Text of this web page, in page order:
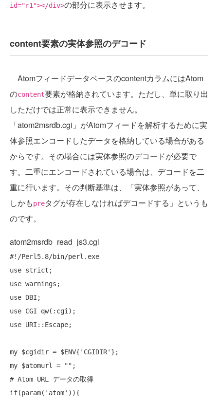
id="r1"></div>の部分に表示させます。
content要素の実体参照のデコード
AtomフィードデータベースのcontentカラムにはAtom
のcontent要素が格納されています。ただし、単に取り出
しただけでは正常に表示できません。
「atom2msrdb.cgi」がAtomフィードを解析するために実
体参照エンコードしたデータを格納している場合がある
からです。その場合には実体参照のデコードが必要で
す。二重にエンコードされている場合は、デコードを二
重に行います。その判断基準は、「実体参照があって、
しかもpreタグが存在しなければデコードする」というも
のです。
atom2msrdb_read_js3.cgi
#!/Perl5.8/bin/perl.exe
use
use
use
use
use URI::Escape;
my
my $atomurl = ""
# Atom URL データの取得
if(param('atom')){